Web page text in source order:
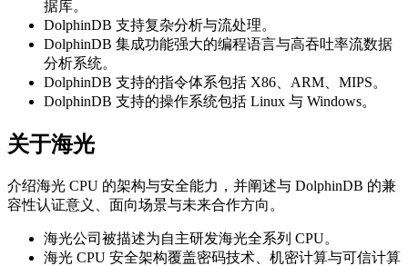
据库。
DolphinDB 支持复杂分析与流处理。
DolphinDB 集成功能强大的编程语言与高吞吐率流数据
分析系统。
DolphinDB 支持的指令体系包括 X86、ARM、MIPS。
DolphinDB 支持的操作系统包括 Linux 与 Windows。
关于海光
介绍海光 CPU 的架构与安全能力，并阐述与 DolphinDB 的兼
容性认证意义、面向场景与未来合作方向。
海光公司被描述为自主研发海光全系列 CPU。
海光 CPU 安全架构覆盖密码技术、机密计算与可信计算